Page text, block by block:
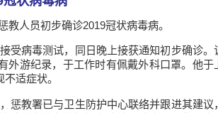
人员初步确诊2019冠状病毒病。
病毒测试，同日晚上接获通知初步确诊。
外游纪录，于工作时有佩戴外科口罩。他于
适症状。
教署已与卫生防护中心联络并跟进其建议，